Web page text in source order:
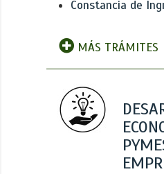
Constancia de
MÁS TRÁMITES